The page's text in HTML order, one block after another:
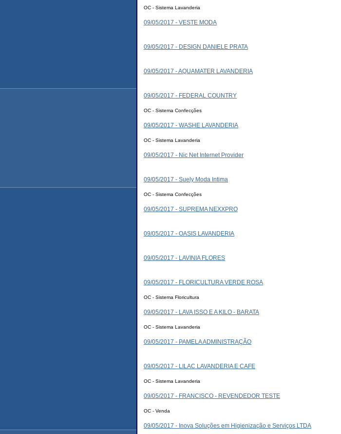
OC - Sistema Lavanderia
09/05/2017 - VESTE MODA
09/05/2017 - DESIGN DANIELE PRATA
09/05/2017 - AQUAMATER LAVANDERIA
09/05/2017 - FEDERAL COUNTRY
OC - Sistema Confecções
09/05/2017 - WASHE LAVANDERIA
OC - Sistema Lavanderia
09/05/2017 - Nic Net Internet Provider
09/05/2017 - Suely Moda Intima
OC - Sistema Confecções
09/05/2017 - SUPREMA NEXXPRO
09/05/2017 - OASIS LAVANDERIA
09/05/2017 - LAVINIA FLORES
09/05/2017 - FLORICULTURA VERDE ROSA
OC - Sistema Floricultura
09/05/2017 - LAVA ISSO E A KILO - BARATA
OC - Sistema Lavanderia
09/05/2017 - PAMELA ADMINISTRAÇÃO
09/05/2017 - LILAC LAVANDERIA E CAFE
OC - Sistema Lavanderia
09/05/2017 - FRANCISCO - REVENDEDOR TESTE
OC - Venda
09/05/2017 - Inova Soluções em Higienização e Serviços LTDA